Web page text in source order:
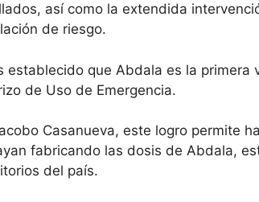
así como la extendida
de riesgo.
establecido que Abdala es la primera
de Uso de Emergencia.
Casanueva, este logro permite
fabricando las dosis de Abdala,
del país.